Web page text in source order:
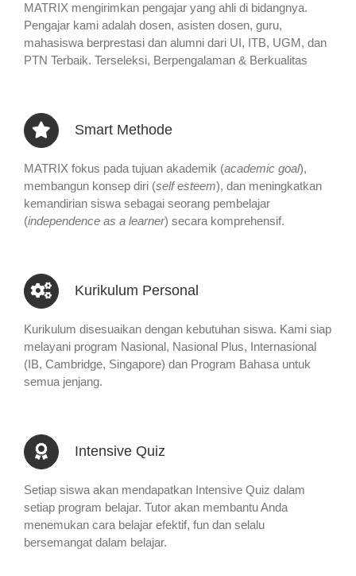
MATRIX mengirimkan pengajar yang ahli di bidangnya.
Pengajar kami adalah dosen, asisten dosen, guru,
mahasiswa berprestasi dan alumni dari UI, ITB, UGM, dan
PTN Terbaik. Terseleksi, Berpengalaman & Berkualitas
Smart Methode
MATRIX fokus pada tujuan akademik (academic goal),
membangun konsep diri (self esteem), dan meningkatkan
kemandirian siswa sebagai seorang pembelajar
(independence as a learner) secara komprehensif.
Kurikulum Personal
Kurikulum disesuaikan dengan kebutuhan siswa. Kami siap
melayani program Nasional, Nasional Plus, Internasional
(IB, Cambridge, Singapore) dan Program Bahasa untuk
semua jenjang.
Intensive Quiz
Setiap siswa akan mendapatkan Intensive Quiz dalam
setiap program belajar. Tutor akan membantu Anda
menemukan cara belajar efektif, fun dan selalu
bersemangat dalam belajar.